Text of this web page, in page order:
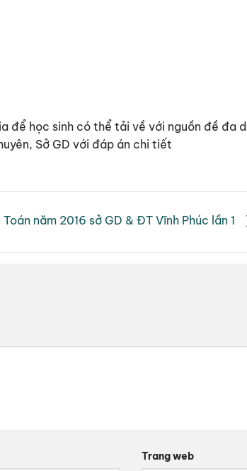
học sinh có thể tải về với nguồn đề đa
Sở GD với đáp án chi tiết
năm 2016 sở GD & ĐT Vĩnh Phúc lần 1
Trang web